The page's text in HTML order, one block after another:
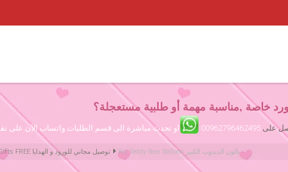
خاصة ,مناسبة مهمة أو طلبية مستعجلة؟
على 00962796462495 او تحدث مباشرة الى قسم الطلبات واتساب الآن على
Amman Jordan Flowers ورود عمّان الأردن | We deliver Flowers & Gifts FREE توصيل مجاني للورود و الهدايا Big Teddy Bear Balloon بالون الدبدوب الكبير